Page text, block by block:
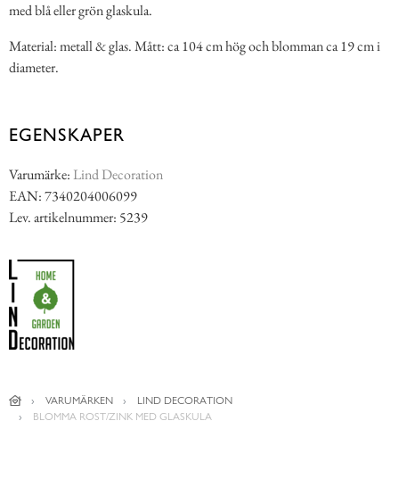
med blå eller grön glaskula.
Material: metall & glas. Mått: ca 104 cm hög och blomman ca 19 cm i
diameter.
EGENSKAPER
Varumärke: Lind Decoration
EAN: 7340204006099
Lev. artikelnummer: 5239
VARUMÄRKEN
LIND DECORATION
BLOMMA ROST/ZINK MED GLASKULA